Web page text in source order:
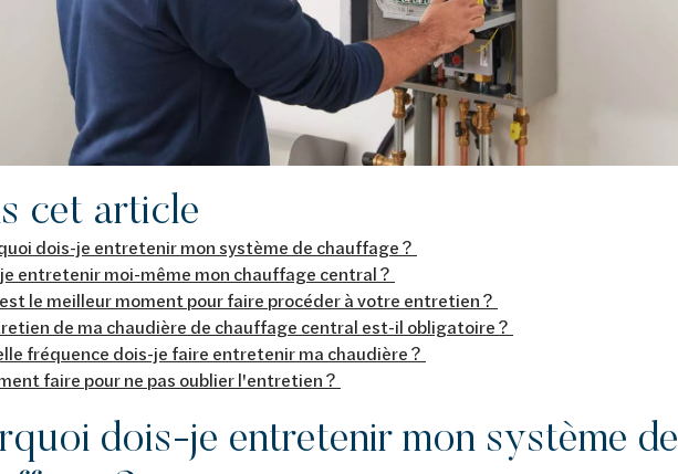
cet article
dois-je entretenir mon système de chauffage ?
entretenir moi-même mon chauffage central ?
le meilleur moment pour faire procéder à votre entretien ?
de ma chaudière de chauffage central est-il obligatoire ?
fréquence dois-je faire entretenir ma chaudière ?
faire pour ne pas oublier l'entretien ?
dois-je entretenir mon système de